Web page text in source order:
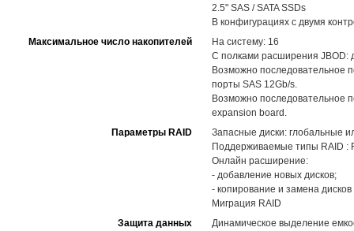
2.5" SAS / SATA SSDs
В конфигурациях с двумя
Максимальное число накопителей
На систему: 16
С полками расширения JBOD:
Возможно последовательное
порты SAS 12Gb/s.
Возможно последовательное
expansion board.
Параметры RAID
Запасные диски: глобальные
Поддерживаемые типы RAID :
Онлайн расширение:
- добавление новых дисков;
- копирование и замена
Миграция RAID
Защита данных
Динамическое выделение